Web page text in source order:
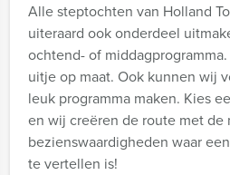
Alle steptochten van Holland
uiteraard ook onderdeel
ochtend- of
uitje op maat. Ook kunnen wij
leuk programma maken. Kies
en wij creëren de route met de
bezienswaardigheden waar
te vertellen is!